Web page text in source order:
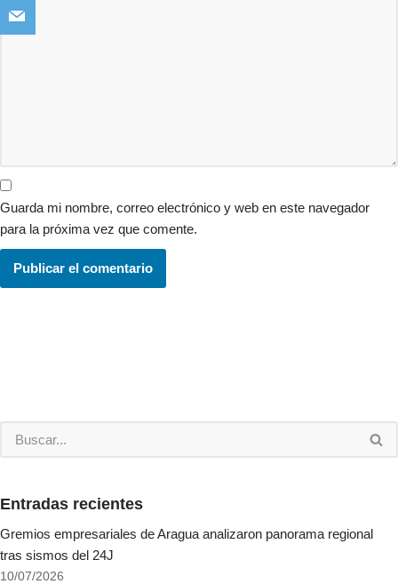
Guarda mi nombre, correo electrónico y web en este navegador
para la próxima vez que comente.
Entradas recientes
Gremios empresariales de Aragua analizaron panorama regional
tras sismos del 24J
10/07/2026